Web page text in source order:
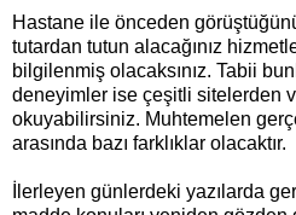
Hastane ile önceden
tutardan tutun alacağınız
bilgilenmiş olacaksınız. Tabii
deneyimler ise çeşitli sitelerden
okuyabilirsiniz. Muhtemelen
arasında bazı farklıklar olacaktır.
İlerleyen günlerdeki yazılarda